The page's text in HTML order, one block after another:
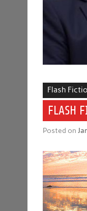
Flash
FLASH
Posted on